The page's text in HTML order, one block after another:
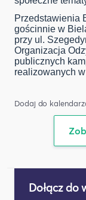
Przedstawienia
gościnnie w
przy ul.
Organizacja
publicznych
realizowanych
Dodaj do
Dołącz do